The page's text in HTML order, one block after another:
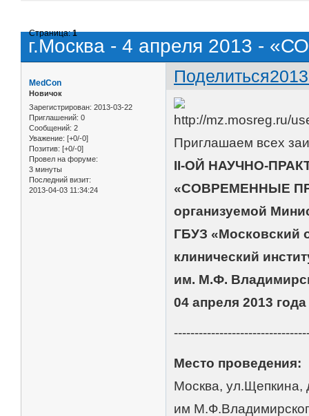
г.Москва - 4 апреля 2013
Страница:1
Поделиться
MedCon
Новичок
Зарегистрирован: 2013-03-22
Приглашений: 0
Сообщений: 2
Уважение: [+0/-0]
Позитив: [+0/-0]
Провел на форуме:
3 минуты
Последний визит:
2013-04-03 11:34:24
Приглашаем всех
II-ОЙ НАУЧНО-
«СОВРЕМЕННЫЕ
организуемой
ГБУЗ «Московский
клинический
им. М.Ф.
04 апреля 2013
Место проведения:
Москва,
им